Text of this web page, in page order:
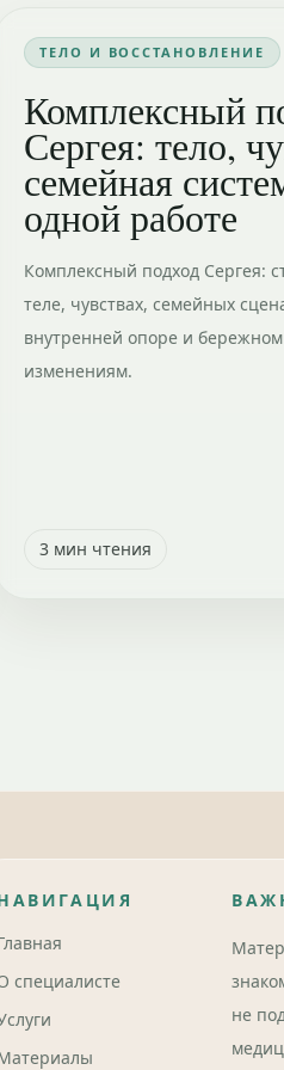
ТЕЛО И ВОССТАНОВЛЕНИЕ
Комплексный
Сергея: тело,
семейная
одной работе
Комплексный подход Сергея:
теле, чувствах, семейных
внутренней опоре и
изменениям.
3мин чтения
специалисте
не